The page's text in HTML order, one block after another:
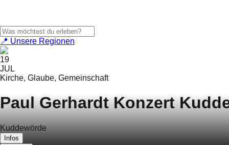
📍 Unsere Regionen
19
JUL
Kirche, Glaube, Gemeinschaft
Paul Gerhardt Konzert
Kuddewörde
Infos